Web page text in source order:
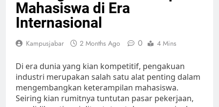
Mahasiswa di Era
Internasional
Kampusjabar 2 Months Ago 0 4 Mins
Di era dunia yang kian kompetitif, pengakuan
industri merupakan salah satu alat penting dalam
mengembangkan keterampilan mahasiswa.
Seiring kian rumitnya tuntutan pasar pekerjaan,